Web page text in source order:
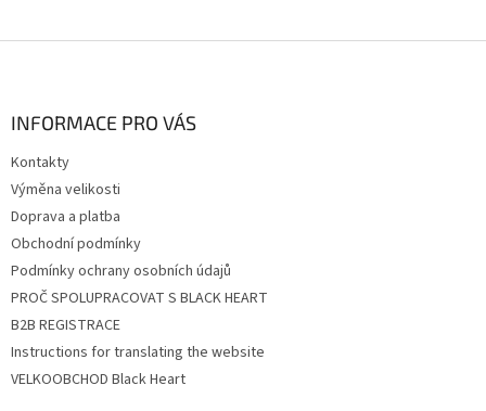
INFORMACE PRO VÁS
Kontakty
Výměna velikosti
Doprava a platba
Obchodní podmínky
Podmínky ochrany osobních údajů
PROČ SPOLUPRACOVAT S BLACK HEART
B2B REGISTRACE
Instructions for translating the website
VELKOOBCHOD Black Heart